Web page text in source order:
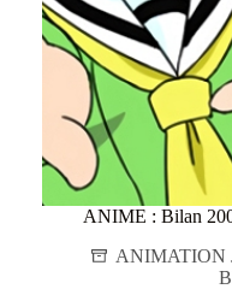
ANIME : Bilan
ANIMATION